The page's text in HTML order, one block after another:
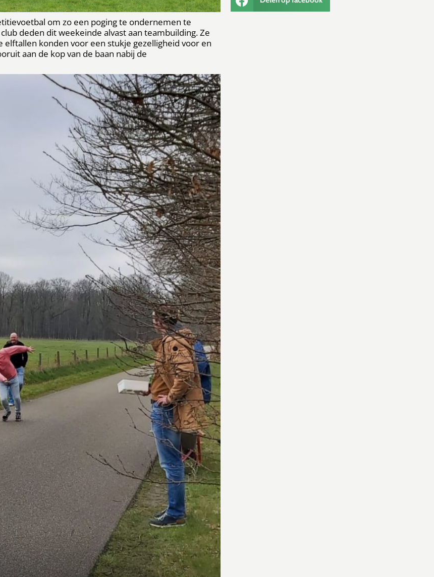
om zo een poging te ondernemen te
deden dit weekeinde alvast aan teambuilding. Ze
konden voor een stukje gezelligheid voor en
aan de kop van de baan nabij de